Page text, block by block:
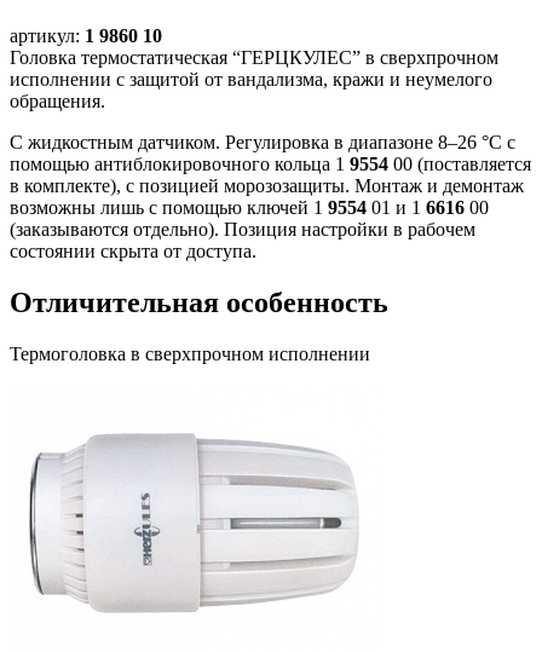
артикул: 1 9860 10
Головка термостатическая “ГЕРЦКУЛЕС” в сверхпрочном
исполнении с защитой от вандализма, кражи и неумелого
обращения.
С жидкостным датчиком. Регулировка в диапазоне 8–26 °С с
помощью антиблокировочного кольца 1 9554 00 (поставляется
в комплекте), с позицией морозозащиты. Монтаж и демонтаж
возможны лишь с помощью ключей 1 9554 01 и 1 6616 00
(заказываются отдельно). Позиция настройки в рабочем
состоянии скрыта от доступа.
Отличительная особенность
Термоголовка в сверхпрочном исполнении